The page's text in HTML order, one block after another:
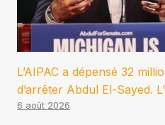
L’AIPAC a dépensé 32
d’arrêter Abdul El-Sayed.
6 août 2026